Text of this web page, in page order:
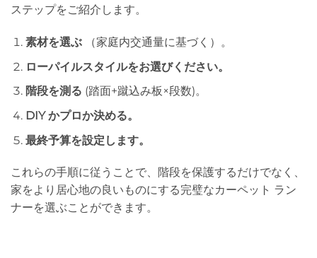
ステップをご紹介します。
素材を選ぶ（家庭内交通量に基づく）。
ローパイルスタイルをお選びください。
階段を測る (踏面+蹴込み板×段数)。
DIY かプロか決める。
最終予算を設定します。
これらの手順に従うことで、階段を保護するだけでなく、
家をより居心地の良いものにする完璧なカーペット ラン
ナーを選ぶことができます。